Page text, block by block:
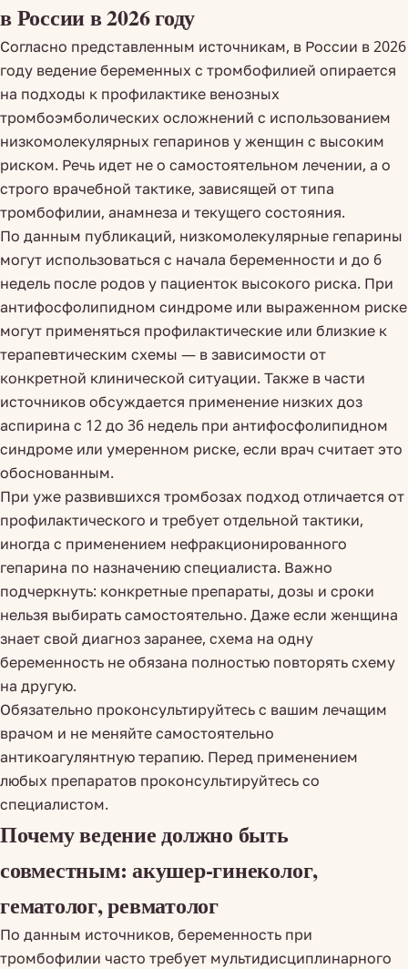
в России в 2026 году
Согласно представленным источникам, в России в 2026
году ведение беременных с тромбофилией опирается
на подходы к профилактике венозных
тромбоэмболических осложнений с использованием
низкомолекулярных гепаринов у женщин с высоким
риском. Речь идет не о самостоятельном лечении, а о
строго врачебной тактике, зависящей от типа
тромбофилии, анамнеза и текущего состояния.
По данным публикаций, низкомолекулярные гепарины
могут использоваться с начала беременности и до 6
недель после родов у пациенток высокого риска. При
антифосфолипидном синдроме или выраженном риске
могут применяться профилактические или близкие к
терапевтическим схемы — в зависимости от
конкретной клинической ситуации. Также в части
источников обсуждается применение низких доз
аспирина с 12 до 36 недель при антифосфолипидном
синдроме или умеренном риске, если врач считает это
обоснованным.
При уже развившихся тромбозах подход отличается от
профилактического и требует отдельной тактики,
иногда с применением нефракционированного
гепарина по назначению специалиста. Важно
подчеркнуть: конкретные препараты, дозы и сроки
нельзя выбирать самостоятельно. Даже если женщина
знает свой диагноз заранее, схема на одну
беременность не обязана полностью повторять схему
на другую.
Обязательно проконсультируйтесь с вашим лечащим
врачом и не меняйте самостоятельно
антикоагулянтную терапию. Перед применением
любых препаратов проконсультируйтесь со
специалистом.
Почему ведение должно быть
совместным: акушер-гинеколог,
гематолог, ревматолог
По данным источников, беременность при
тромбофилии часто требует мультидисциплинарного